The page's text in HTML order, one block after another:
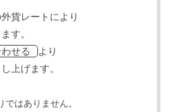
貨レートにより
す。
せる
より
上げます。
はありません。